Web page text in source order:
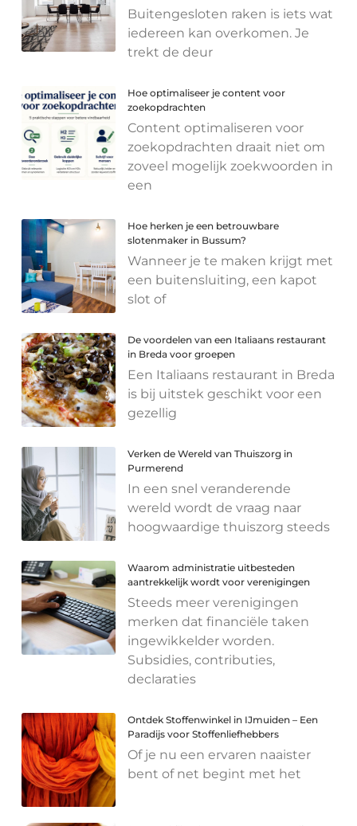
Buitengesloten raken is iets wat
iedereen kan overkomen. Je
trekt de deur
Hoe optimaliseer je content voor
zoekopdrachten
Content optimaliseren voor
zoekopdrachten draait niet om
zoveel mogelijk zoekwoorden in
een
Hoe herken je een betrouwbare
slotenmaker in Bussum?
Wanneer je te maken krijgt met
een buitensluiting, een kapot
slot of
De voordelen van een Italiaans restaurant
in Breda voor groepen
Een Italiaans restaurant in Breda
is bij uitstek geschikt voor een
gezellig
Verken de Wereld van Thuiszorg in
Purmerend
In een snel veranderende
wereld wordt de vraag naar
hoogwaardige thuiszorg steeds
Waarom administratie uitbesteden
aantrekkelijk wordt voor verenigingen
Steeds meer verenigingen
merken dat financiële taken
ingewikkelder worden.
Subsidies, contributies,
declaraties
Ontdek Stoffenwinkel in IJmuiden – Een
Paradijs voor Stoffenliefhebbers
Of je nu een ervaren naaister
bent of net begint met het